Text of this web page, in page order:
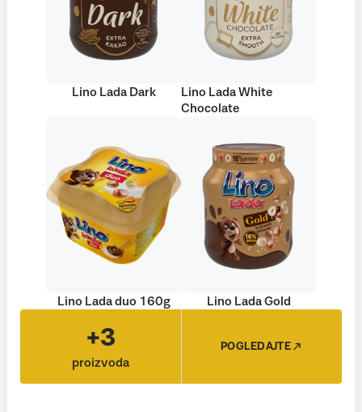
Lino Lada Dark
Lino Lada White
Chocolate
Lino Lada duo 160g Lino Lada Gold
+3
proizvoda
POGLEDAJTE